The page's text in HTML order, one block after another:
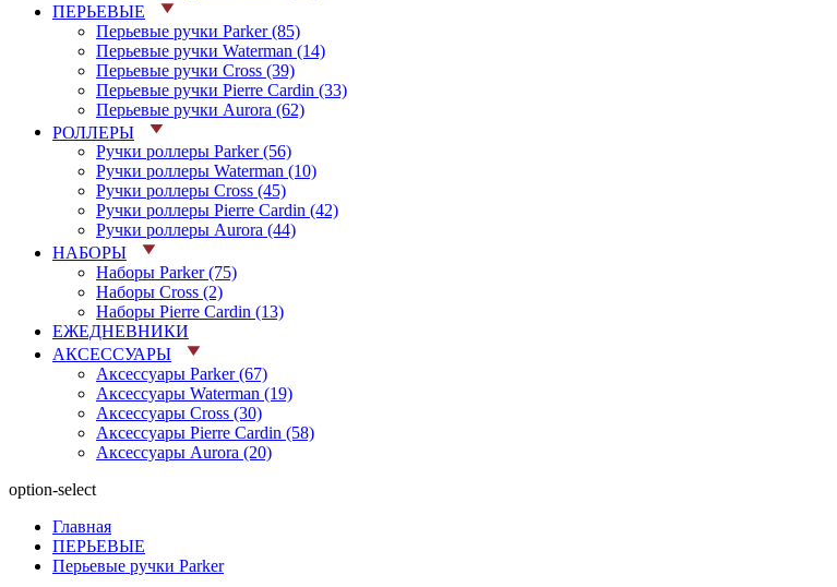
ПЕРЬЕВЫЕ
Перьевые ручки Parker (85)
Перьевые ручки Waterman (14)
Перьевые ручки Cross (39)
Перьевые ручки Pierre Cardin (33)
Перьевые ручки Aurora (62)
РОЛЛЕРЫ
Ручки роллеры Parker (56)
Ручки роллеры Waterman (10)
Ручки роллеры Cross (45)
Ручки роллеры Pierre Cardin (42)
Ручки роллеры Aurora (44)
НАБОРЫ
Наборы Parker (75)
Наборы Cross (2)
Наборы Pierre Cardin (13)
ЕЖЕДНЕВНИКИ
АКСЕССУАРЫ
Аксессуары Parker (67)
Аксессуары Waterman (19)
Аксессуары Cross (30)
Аксессуары Pierre Cardin (58)
Аксессуары Aurora (20)
option-select
Главная
ПЕРЬЕВЫЕ
Перьевые ручки Parker